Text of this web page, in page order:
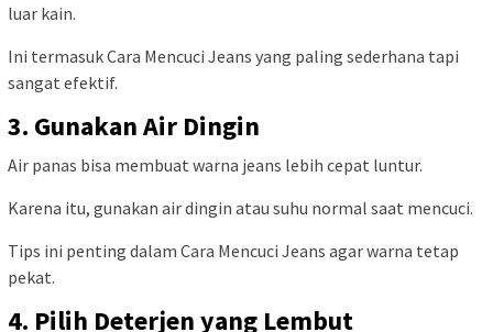
luar kain.
Ini termasuk Cara Mencuci Jeans yang paling sederhana tapi
sangat efektif.
3. Gunakan Air Dingin
Air panas bisa membuat warna jeans lebih cepat luntur.
Karena itu, gunakan air dingin atau suhu normal saat mencuci.
Tips ini penting dalam Cara Mencuci Jeans agar warna tetap
pekat.
4. Pilih Deterjen yang Lembut